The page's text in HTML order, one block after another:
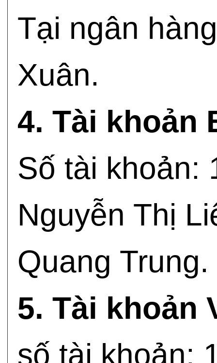
Tại ngân
Xuân.
4. Tài khoản
Số tài khoản:
Nguyễn Thị
Quang Trung.
5. Tài khoản
số tài khoản: